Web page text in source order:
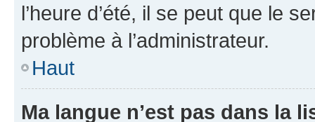
l’heure d’été, il se peut que le
problème à l’administrateur.
Haut
Ma langue n’est pas dans la